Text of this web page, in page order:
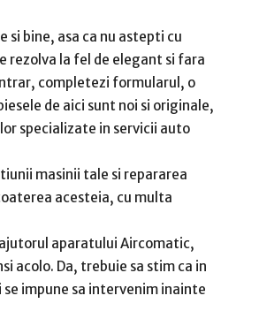
bine, asa ca nu astepti cu
rezolva la fel de elegant si fara
completezi formularul, o
de aici sunt noi si originale,
specializate in servicii auto
masinii tale si repararea
acesteia, cu multa
aparatului Aircomatic,
acolo. Da, trebuie sa stim ca in
impune sa intervenim inainte